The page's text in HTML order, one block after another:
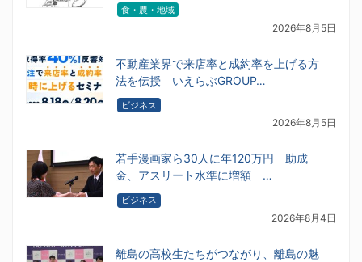
食・農・地域
2026年8月5日
不動産業界で来店率と成約率を上げる方
法を伝授 いえらぶGROUP…
ビジネス
2026年8月5日
若手漫画家ら30人に年120万円 助成
金、アスリート水準に増額 …
ビジネス
2026年8月4日
離島の高校生たちがつながり、離島の魅